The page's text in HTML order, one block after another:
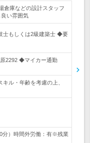
倉庫などの設計スタッフ
い雰囲気
士もしくは2級建築士 ◆要
原2292 ◆マイカー通勤
ル・年齢を考慮の上、
分）時間外労働：有※残業